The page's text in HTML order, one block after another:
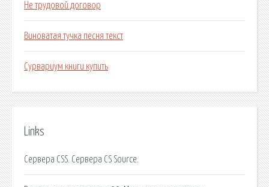
Не трудовой договор
Виноватая тучка песня текст
Сурвариум книги купить
Links
Сервера CSS. Сервера CS Source.